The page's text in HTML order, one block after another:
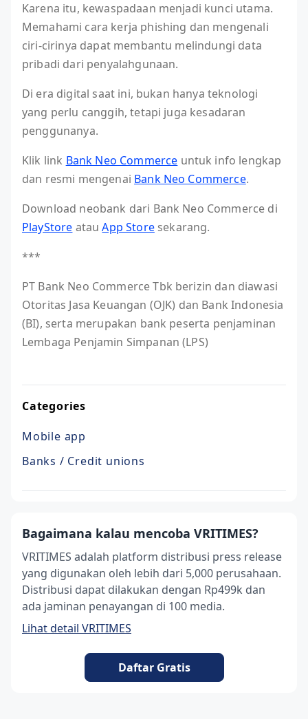
Karena itu, kewaspadaan menjadi kunci utama.
Memahami cara kerja phishing dan mengenali
ciri-cirinya dapat membantu melindungi data
pribadi dari penyalahgunaan.
Di era digital saat ini, bukan hanya teknologi
yang perlu canggih, tetapi juga kesadaran
penggunanya.
Klik link Bank Neo Commerce untuk info lengkap
dan resmi mengenai Bank Neo Commerce.
Download neobank dari Bank Neo Commerce di
PlayStore atauApp Storesekarang.
***
PT Bank Neo Commerce Tbk berizin dan diawasi
Otoritas Jasa Keuangan (OJK) dan Bank Indonesia
(BI), serta merupakan bank peserta penjaminan
Lembaga Penjamin Simpanan (LPS)
Categories
Mobile app
Banks / Credit unions
Bagaimana kalau mencoba VRITIMES?
VRITIMES adalah platform distribusi press release
yang digunakan oleh lebih dari 5,000 perusahaan.
Distribusi dapat dilakukan dengan Rp499k dan
ada jaminan penayangan di 100 media.
Lihat detail VRITIMES
Daftar Gratis